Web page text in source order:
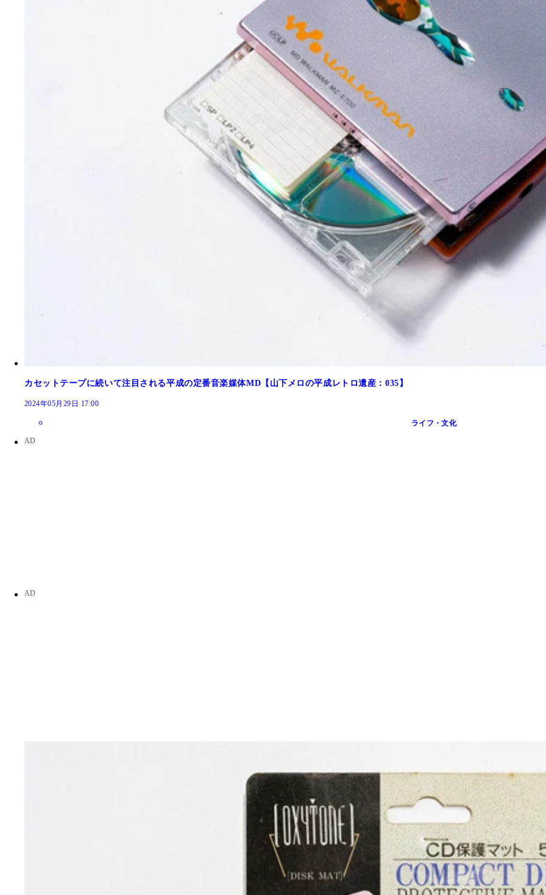
収録曲名を書く用のMDケースに貼る大きなインデックスシール
PCで小さい文字を並べたデザインを作成してプリンターで印刷できるMDラベルが登場。MDを開発した企業と
ルシールのみに特化した商品も発売された
カセットテープに続いて注目される平成の定番音楽媒体MD【山下メロの平成レトロ遺産：035】
2024年05月29日 17:00
ライフ・文化